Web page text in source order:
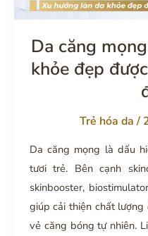
bớt
cau
có
Da căng
khỏe đẹp
Trẻ hóa da/
Da căng mọng là dấu
tươi trẻ. Bên cạnh
skinbooster,
giúp cải thiện chất
vẻ căng bóng tự nhiên.